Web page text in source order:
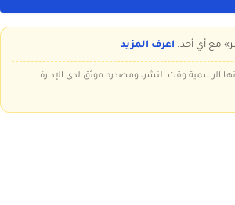
مع أي أحد. اعرف المزيد
الرسمية وقت النشر، ومصدره موثق لدى الإدارة.